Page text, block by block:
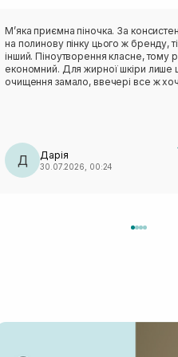
Мʼяка приємна піночка. За
на полинову пінку цього ж бренду,
інший. Піноутворення класне, тому
економний. Для жирної шкіри лише цього
очищення замало, ввечері все ж
Д Дарія
30.07.2026, 00:24